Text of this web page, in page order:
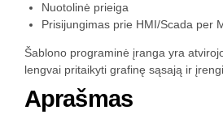
Nuotolinė prieiga
Prisijungimas prie HMI/Scada per
Šablono programinė įranga yra
lengvai pritaikyti grafinę sąsają ir
Aprašmas